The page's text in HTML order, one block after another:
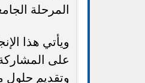
المرحلة
ويأتي هذا
على
وتقديم حلول